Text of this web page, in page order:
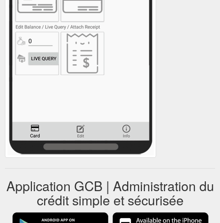
Application GCB | Administration du
crédit simple et sécurisée